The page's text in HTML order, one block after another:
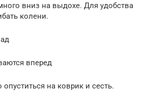
вниз на выдохе. Для удобства
колени.
вперед
на коврик и сесть.